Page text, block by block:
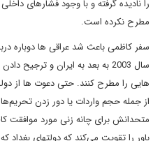
را نادیده گرفته و با وجود فشارهای
مطرح نکرده است.
سفر کاظمی باعث شد عراقی ها دوباره
سال 2003 به بعد به ایران و
هایی را مطرح کنند. حتی دعوت ها از
از جمله حجم واردات یا دور زدن
متحدانش برای چانه زنی مورد موافقت
باور را تقویت می‌کند که دولتهای بغداد